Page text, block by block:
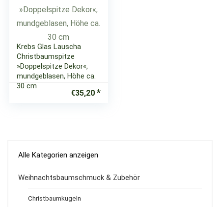
Krebs Glas Lauscha
Christbaumspitze
»Doppelspitze Dekor«,
mundgeblasen, Höhe ca.
30 cm
€35,20
Alle Kategorien anzeigen
Weihnachtsbaumschmuck & Zubehör
Christbaumkugeln